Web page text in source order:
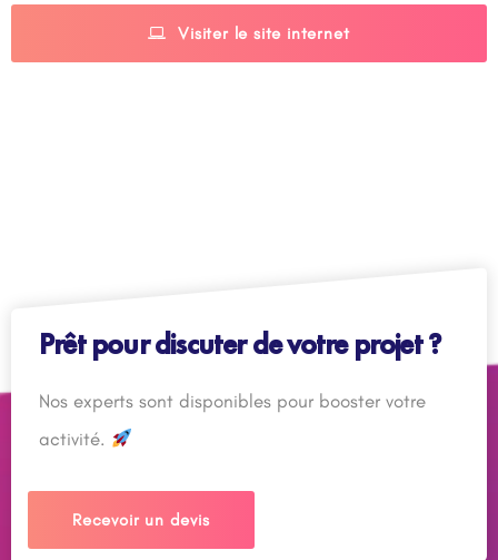
Visiter le site internet
Prêt pour discuter de votre projet ?
Nos experts sont disponibles pour booster votre
activité.
Recevoir un devis